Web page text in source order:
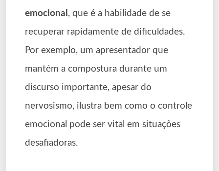
emocional , que é a habilidade de se
recuperar rapidamente de dificuldades.
Por exemplo, um apresentador que
mantém a compostura durante um
discurso importante, apesar do
nervosismo, ilustra bem como o controle
emocional pode ser vital em situações
desafiadoras.